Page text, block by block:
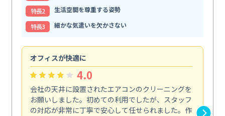
特⻑2
生活空間を尊重する姿勢
特⻑3
細かな気遣いを欠かさない
オフィスが快適に
4.0
会社の天井に設置されたエアコンのクリーニングを
お願いしました。初めての利用でしたが、スタッフ
の対応が非常に丁寧で安心して任せられました。作